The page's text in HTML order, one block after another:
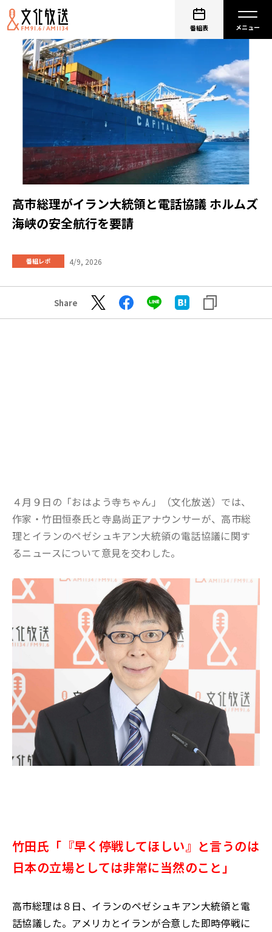
番組表
高市総理がイラン大統領と電話協議 ホルムズ
海峡の安全航行を要請
番組レポ 4/9, 2026
Share
４月９日の「おはよう寺ちゃん」（文化放送）では、
作家・竹田恒泰氏と寺島尚正アナウンサーが、高市総
理とイランのペゼシュキアン大統領の電話協議に関す
るニュースについて意見を交わした。
竹田氏「『早く停戦してほしい』と言うのは
日本の立場としては非常に当然のこと」
高市総理は８日、イランのペゼシュキアン大統領と電
話協議した。アメリカとイランが合意した即時停戦に